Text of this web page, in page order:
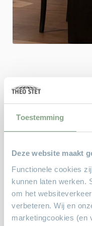
Toestemming
Deze website maakt
Functionele cookies
kunnen laten werken.
om het
verbeteren. Wij en
marketingcookies (en
De
meubelen
Bent u op zoek naar
woonkamer? Ontdek de
Meubelen, waar
leefruimte te verrijken.